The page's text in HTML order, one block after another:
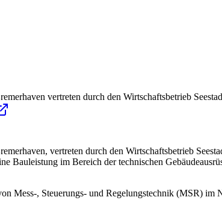
vertreten durch den Wirtschaftsbetrieb
vertreten durch den Wirtschaftsbetrieb
Bauleistung im Bereich der technischen
Mess-, Steuerungs- und Regelungstechnik (MSR) im